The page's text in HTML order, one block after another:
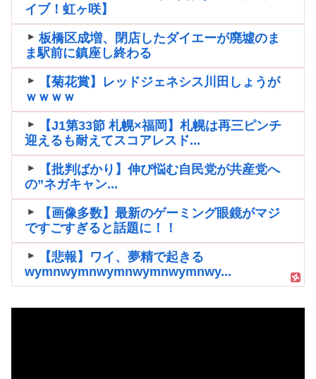
イブ！虹ヶ咲】
板橋区成増、閉店したダイエーが廃墟のま
ま駅前に鎮座し終わる
【菊花賞】レッドジェネシス川田しょうが
ｗｗｗｗ
【J1第33節 札幌×福岡】札幌は再三ピンチ
迎えるも耐えてスコアレスド...
【批判ばかり】伸び悩む自民党が共産党へ
の”ネガキャン...
【画像多数】最新のゲーミング眼鏡がマジ
ですごすぎると話題に！！
【悲報】ワイ、夢精で起きる
wymnwymnwymnwymnwymnwy...